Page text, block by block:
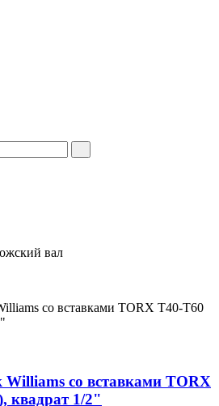
вал
Williams со вставками TORX
квадрат 1/2"